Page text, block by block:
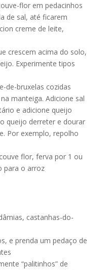
flor em pedacinhos
de sal, até ficarem
creme de leite,
crescem acima do solo,
Experimente tipos
de-bruxelas cozidas
manteiga. Adicione sal
e adicione queijo
queijo derreter e dourar
Por exemplo, repolho
flor, ferva por 1 ou
para o arroz
castanhas-do-
e prenda um pedaço de
“palitinhos” de